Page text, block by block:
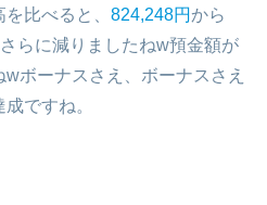
比べると、 824,248円から
らに減りましたねw預金額が
ボーナスさえ、ボーナスさえ
ですね。